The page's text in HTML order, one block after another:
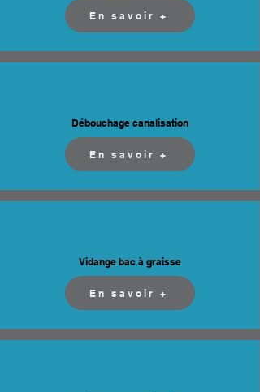
En savoir +
Débouchage canalisation
En savoir +
Vidange bac à graisse
En savoir +